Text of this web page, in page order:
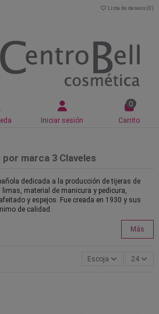
Lista de deseos (0 )
Iniciar sesión
0
Carrito
marca 3 Claveles
dedicada a la producción de tijeras de
limas, material de manicura y pedicura,
y espejos. Fue creada en 1930 y sus
de calidad.
Más
Escoja 24